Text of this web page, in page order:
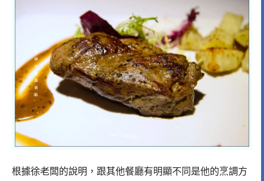
根據徐老闆的說明，跟其他餐廳有明顯不同是他的烹調方